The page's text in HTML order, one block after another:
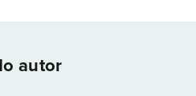
autor